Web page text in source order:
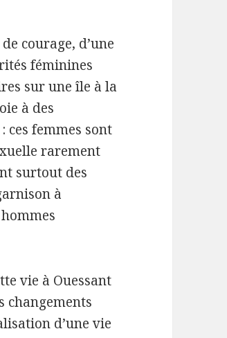
courage, d’une
féminines
sur une île à la
à des
ces femmes sont
rarement
surtout des
à
vie à Ouessant
changements
d’une vie